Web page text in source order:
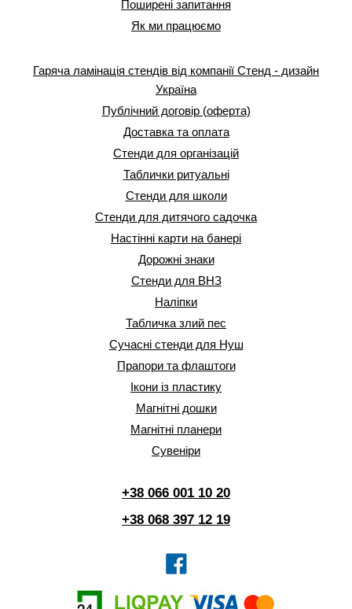
Поширені запитання
Як ми працюємо
Гаряча ламінація стендів від компанії Стенд - дизайн
Україна
Публічний договір (оферта)
Доставка та оплата
Стенди для організацій
Таблички ритуальні
Стенди для школи
Стенди для дитячого садочка
Настінні карти на банері
Дорожні знаки
Стенди для ВНЗ
Наліпки
Табличка злий пес
Сучасні стенди для Нуш
Прапори та флаштоги
Ікони із пластику
Магнітні дошки
Магнітні планери
Сувеніри
+38 066 001 10 20
+38 068 397 12 19